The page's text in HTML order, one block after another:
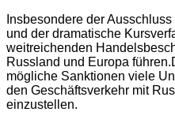
Insbesondere der
und der dramatische
weitreichenden
Russland und Europa
mögliche Sanktionen viele
den Geschäftsverkehr mit
einzustellen.